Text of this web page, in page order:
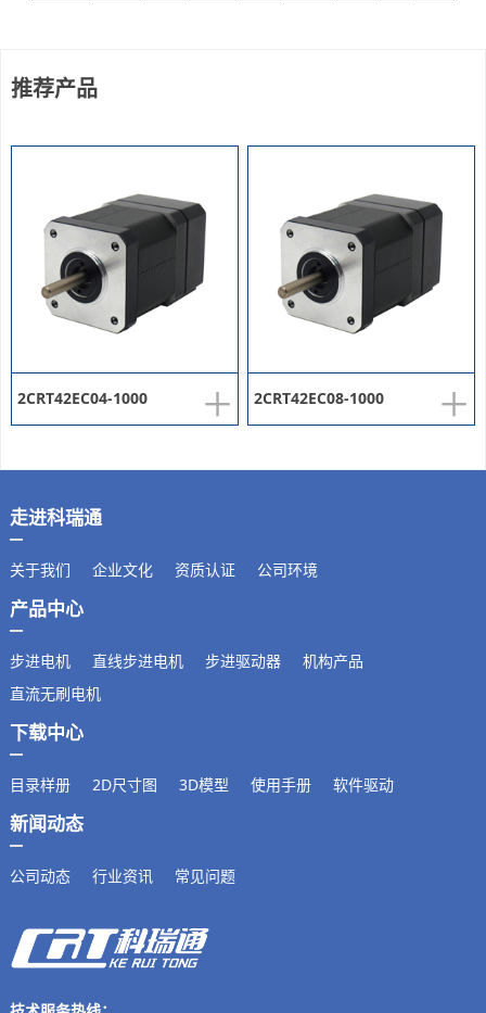
推荐产品
+
2CRT42EC04-1000 +
2CRT42EC08-1000
走进科瑞通
关于我们 企业文化 资质认证 公司环境
产品中心
步进电机 直线步进电机 步进驱动器
机构产品
直流无刷电机
下载中心
目录样册 2D尺寸图 3D模型 使用手册 软件驱动
新闻动态
公司动态 行业资讯 常见问题